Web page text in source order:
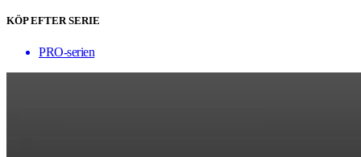
KÖP EFTER SERIE
PRO-serien